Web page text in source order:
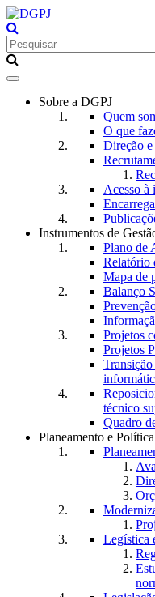
Toggle
navigationSobre a DGPJ
Quem
O que
Direção e
Acesso à
Instrumentos de
Plano de
Relatório
Mapa de
Balanço
Projetos
Projetos
Transição
técnico
Quadro
Planeamento e
Legística